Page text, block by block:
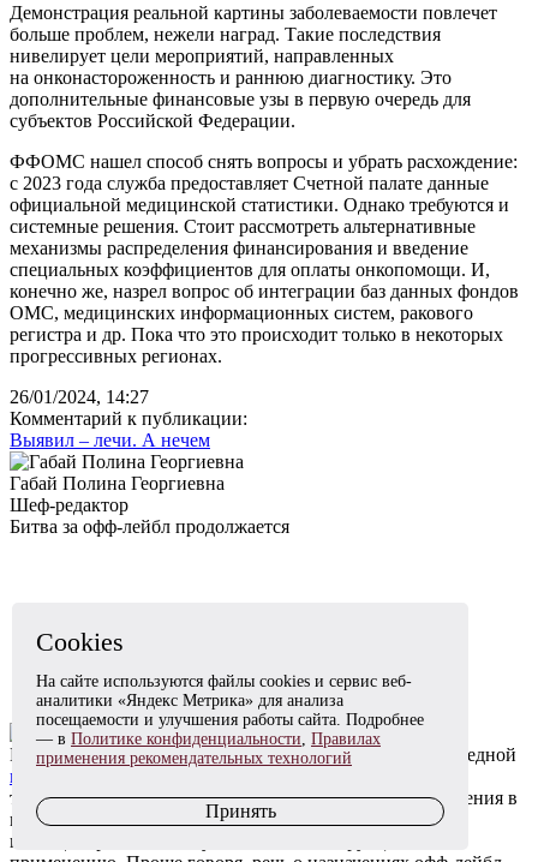
Демонстрация реальной картины заболеваемости повлечет
больше проблем, нежели наград. Такие последствия
нивелирует цели мероприятий, направленных
на онконастороженность и раннюю диагностику. Это
дополнительные финансовые узы в первую очередь для
субъектов Российской Федерации.
ФФОМС нашел способ снять вопросы и убрать расхождение:
с 2023 года служба предоставляет Счетной палате данные
официальной медицинской статистики. Однако требуются и
системные решения. Стоит рассмотреть альтернативные
механизмы распределения финансирования и введение
специальных коэффициентов для оплаты онкопомощи. И,
конечно же, назрел вопрос об интеграции баз данных фондов
ОМС, медицинских информационных систем, ракового
регистра и др. Пока что это происходит только в некоторых
прогрессивных регионах.
26/01/2024, 14:27
Комментарий к публикации:
Выявил – лечи. А нечем
Габай Полина Георгиевна
Шеф-редактор
Битва за офф-лейбл продолжается
Вчера в «регуляторную гильотину» (РГ) поступил очередной
проект
требования к лекарственному препарату для его включения в
клинические рекомендации и стандарты медицинской
помощи в режимах, не указанных в инструкции по его
Cookies
На сайте используются файлы cookies и сервис веб-
аналитики «Яндекс Метрика» для анализа
посещаемости и улучшения работы сайта. Подробнее
— в Политике конфиденциальности, Правилах
применения рекомендательных технологий
Принять